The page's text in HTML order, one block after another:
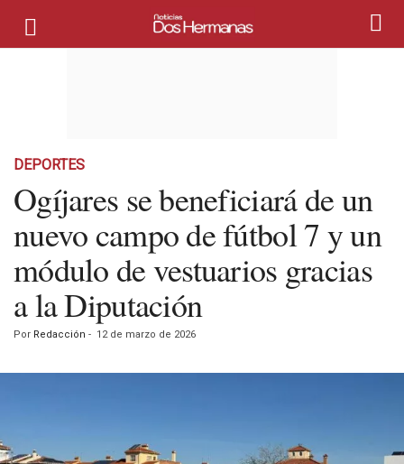
DEPORTES
Ogíjares se beneficiará de un
nuevo campo de fútbol 7 y un
módulo de vestuarios gracias
a la Diputación
Por Redacción - 12 de marzo de 2026